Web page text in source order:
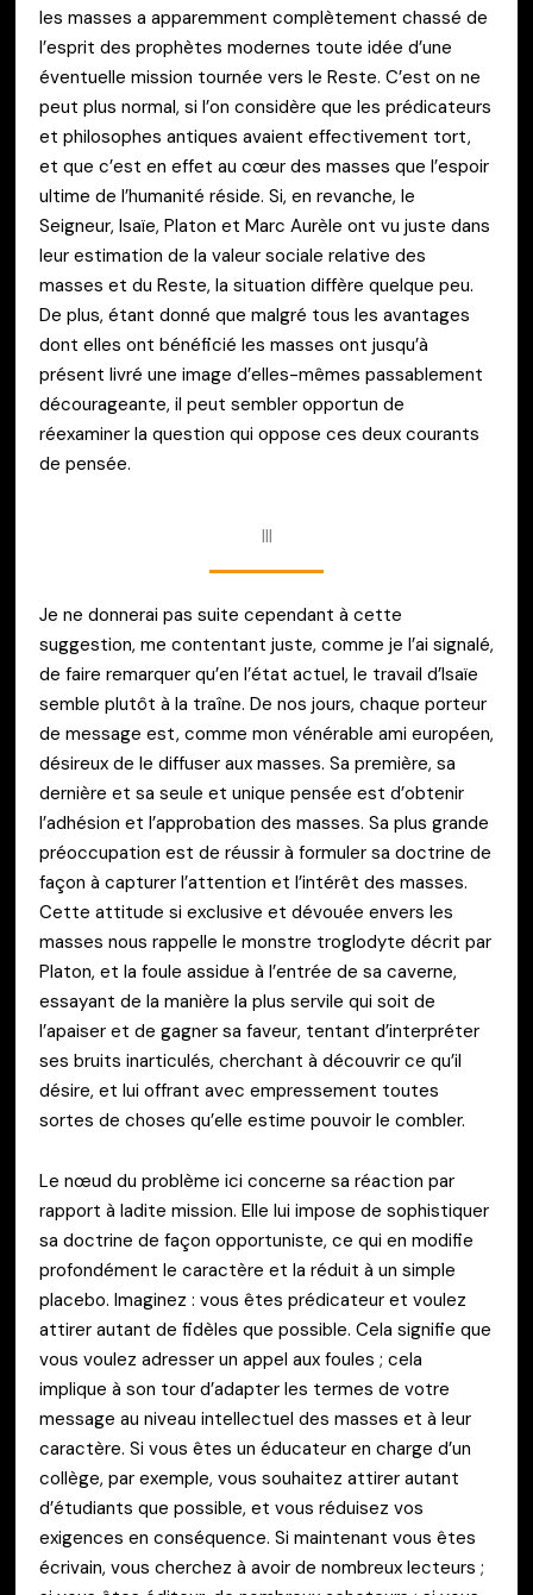
les masses a apparemment complètement chassé de
l’esprit des prophètes modernes toute idée d’une
éventuelle mission tournée vers le Reste. C’est on ne
peut plus normal, si l’on considère que les prédicateurs
et philosophes antiques avaient effectivement tort,
et que c’est en effet au cœur des masses que l’espoir
ultime de l’humanité réside. Si, en revanche, le
Seigneur, Isaïe, Platon et Marc Aurèle ont vu juste dans
leur estimation de la valeur sociale relative des
masses et du Reste, la situation diffère quelque peu.
De plus, étant donné que malgré tous les avantages
dont elles ont bénéficié les masses ont jusqu’à
présent livré une image d’elles-mêmes passablement
décourageante, il peut sembler opportun de
réexaminer la question qui oppose ces deux courants
de pensée.
III
Je ne donnerai pas suite cependant à cette
suggestion, me contentant juste, comme je l’ai signalé,
de faire remarquer qu’en l’état actuel, le travail d’Isaïe
semble plutôt à la traîne. De nos jours, chaque porteur
de message est, comme mon vénérable ami européen,
désireux de le diffuser aux masses. Sa première, sa
dernière et sa seule et unique pensée est d’obtenir
l’adhésion et l’approbation des masses. Sa plus grande
préoccupation est de réussir à formuler sa doctrine de
façon à capturer l’attention et l’intérêt des masses.
Cette attitude si exclusive et dévouée envers les
masses nous rappelle le monstre troglodyte décrit par
Platon, et la foule assidue à l’entrée de sa caverne,
essayant de la manière la plus servile qui soit de
l’apaiser et de gagner sa faveur, tentant d’interpréter
ses bruits inarticulés, cherchant à découvrir ce qu’il
désire, et lui offrant avec empressement toutes
sortes de choses qu’elle estime pouvoir le combler.
Le nœud du problème ici concerne sa réaction par
rapport à ladite mission. Elle lui impose de sophistiquer
sa doctrine de façon opportuniste, ce qui en modifie
profondément le caractère et la réduit à un simple
placebo. Imaginez : vous êtes prédicateur et voulez
attirer autant de fidèles que possible. Cela signifie que
vous voulez adresser un appel aux foules ; cela
implique à son tour d’adapter les termes de votre
message au niveau intellectuel des masses et à leur
caractère. Si vous êtes un éducateur en charge d’un
collège, par exemple, vous souhaitez attirer autant
d’étudiants que possible, et vous réduisez vos
exigences en conséquence. Si maintenant vous êtes
écrivain, vous cherchez à avoir de nombreux lecteurs ;